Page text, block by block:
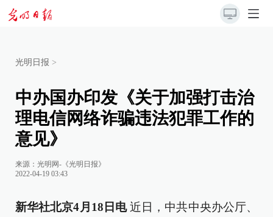
光明日报 >
中办国办印发《关于加强打击治
理电信网络诈骗违法犯罪工作的
意见》
来源： 光明网-《光明日报》
2022-04-19 03:43
新华社北京4月18日电近日，中共中央办公厅、